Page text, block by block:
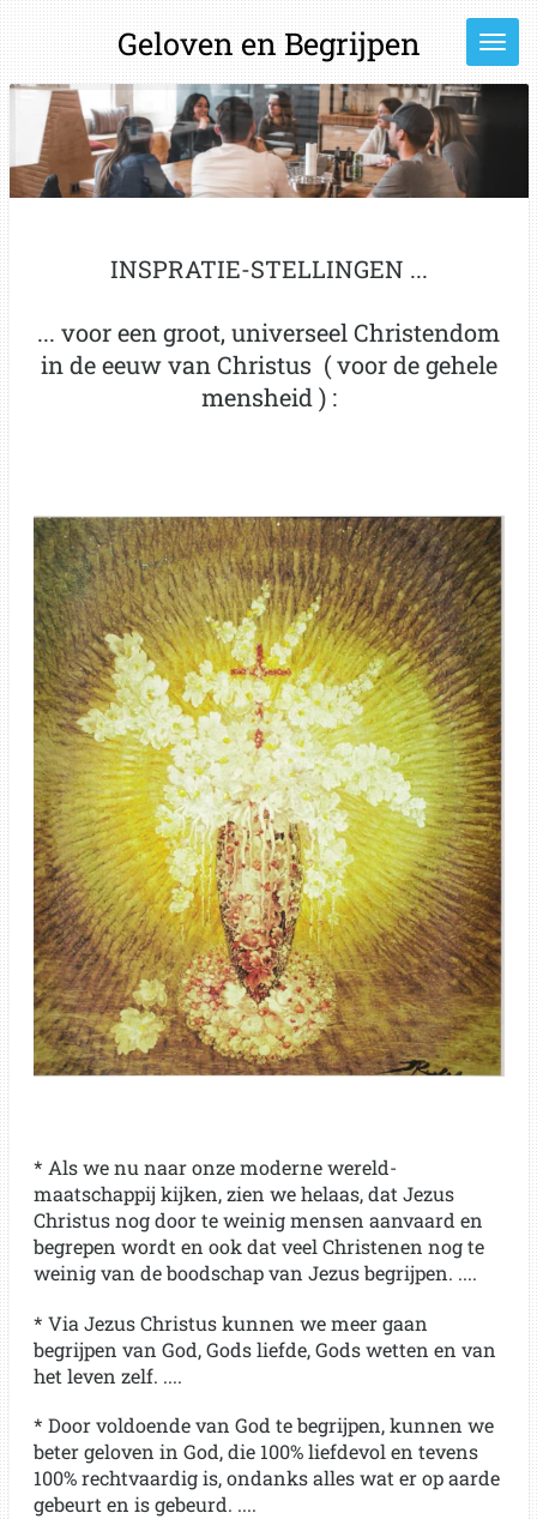
Ga
direct
naar
hoofdinhoud
Geloven en Begrijpen
INSPRATIE-STELLINGEN ...
... voor een groot, universeel Christendom
in de eeuw van Christus ( voor de gehele
mensheid ) :
* Als we nu naar onze moderne wereld-
maatschappij kijken, zien we helaas, dat Jezus
Christus nog door te weinig mensen aanvaard en
begrepen wordt en ook dat veel Christenen nog te
weinig van de boodschap van Jezus begrijpen. ....
* Via Jezus Christus kunnen we meer gaan
begrijpen van God, Gods liefde, Gods wetten en van
het leven zelf. ....
* Door voldoende van God te begrijpen, kunnen we
beter geloven in God, die 100% liefdevol en tevens
100% rechtvaardig is, ondanks alles wat er op aarde
gebeurt en is gebeurd. ....